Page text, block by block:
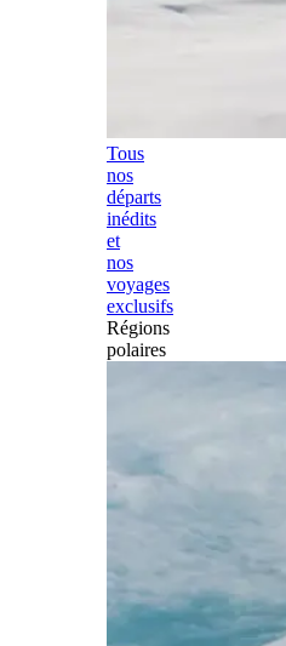
Tous
nos
départs
inédits
et
nos
voyages
exclusifs
Régions
polaires